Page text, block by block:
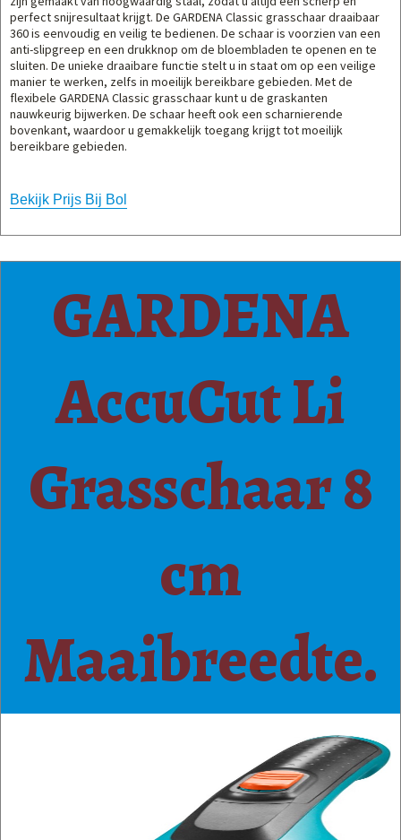
perfect snijresultaat krijgt. De GARDENA Classic grasschaar draaibaar
360 is eenvoudig en veilig te bedienen. De schaar is voorzien van een
anti-slipgreep en een drukknop om de bloembladen te openen en te
sluiten. De unieke draaibare functie stelt u in staat om op een veilige
manier te werken, zelfs in moeilijk bereikbare gebieden. Met de
flexibele GARDENA Classic grasschaar kunt u de graskanten
nauwkeurig bijwerken. De schaar heeft ook een scharnierende
bovenkant, waardoor u gemakkelijk toegang krijgt tot moeilijk
bereikbare gebieden.
Bekijk Prijs Bij Bol
GARDENA
AccuCut Li
Grasschaar 8
cm
Maaibreedte.